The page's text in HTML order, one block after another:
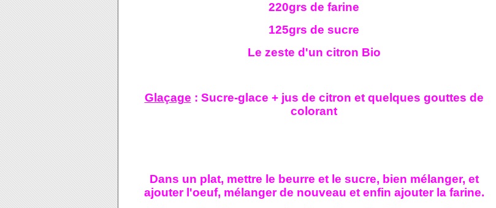
220grs de farine
125grs de sucre
Le zeste d'un citron Bio
Glaçage : Sucre-glace + jus de citron et quelques gouttes de
colorant
Dans un plat, mettre le beurre et le sucre, bien mélanger, et
ajouter l'oeuf, mélanger de nouveau et enfin ajouter la farine.